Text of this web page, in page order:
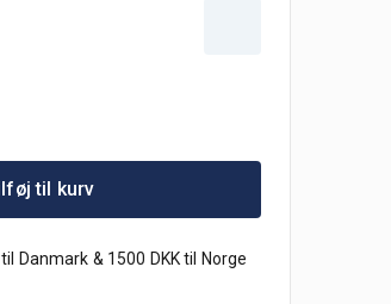
til kurv
Danmark & 1500 DKK til Norge